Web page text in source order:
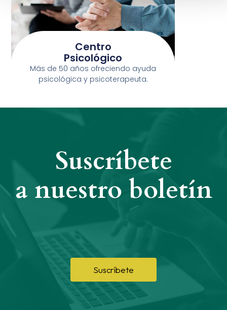
Centro
Psicológico
Más de 50 años ofreciendo ayuda
psicológica y psicoterapeuta.
Suscríbete
Suscríbete
a nuestro boletín